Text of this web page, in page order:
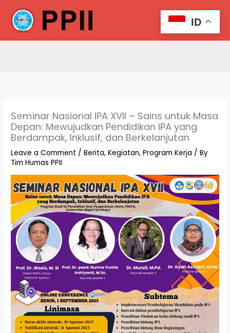
content
Search
Seminar Nasional IPA XVII – Sains untuk Masa
Depan: Mewujudkan Pendidikan IPA yang
Berdampak, Inklusif, dan Berkelanjutan
Leave a Comment /Berita,Kegiatan,Program Kerja / By
Tim Humas PPII
ID